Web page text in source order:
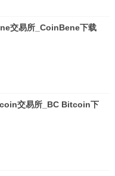
交易所_CoinBene下载
交易所_BC Bitcoin下